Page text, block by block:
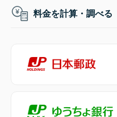
料金を計算・調べる